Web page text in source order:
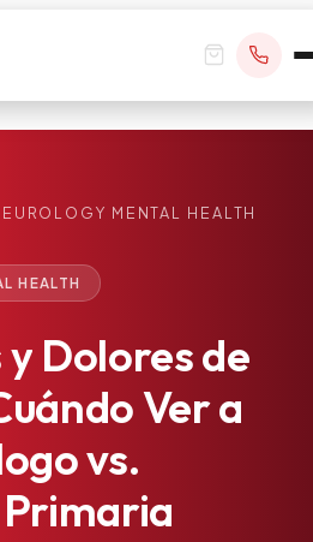
Día
CITA
· Sáb con cita
MENTAL HEALTH
HEALTH
y Doloresde
Vera
vs.
Primaria